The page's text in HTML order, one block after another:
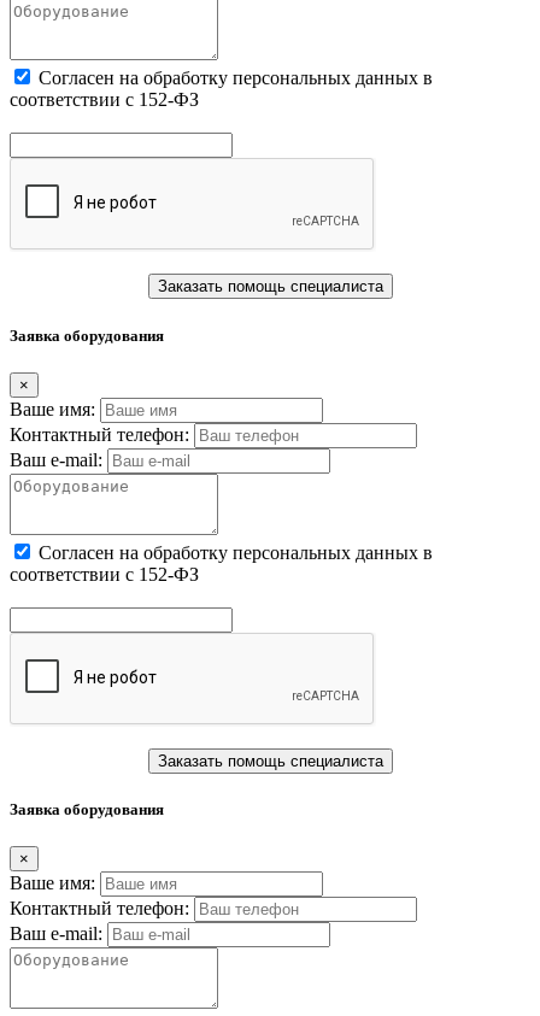
Cогласен на обработку персональных данных в
соответствии с 152-ФЗ
Заказать помощь специалиста
Заявка оборудования
×
Ваше имя:
Контактный телефон:
Ваш e-mail:
Cогласен на обработку персональных данных в
соответствии с 152-ФЗ
Заказать помощь специалиста
Заявка оборудования
×
Ваше имя:
Контактный телефон:
Ваш e-mail: